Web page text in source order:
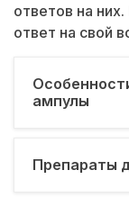
ответов на
ответ на свой
ампулы
Препараты